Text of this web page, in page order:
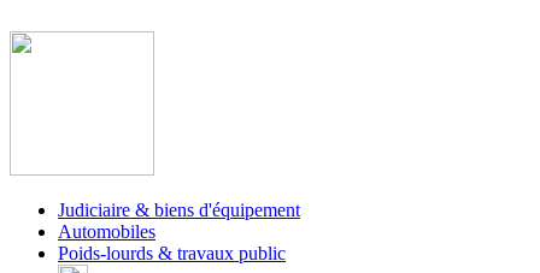
Judiciaire & biens d'équipement
Automobiles
Poids-lourds & travaux public